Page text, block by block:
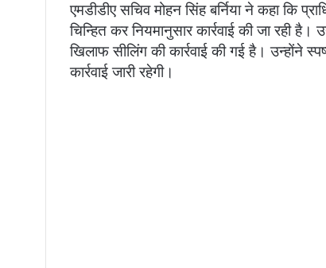
एमडीडीए सचिव मोहन सिंह बर्निया ने कहा कि
चिन्हित कर नियमानुसार कार्रवाई की जा रही
खिलाफ सीलिंग की कार्रवाई की गई है। उन्होंने
कार्रवाई जारी रहेगी।